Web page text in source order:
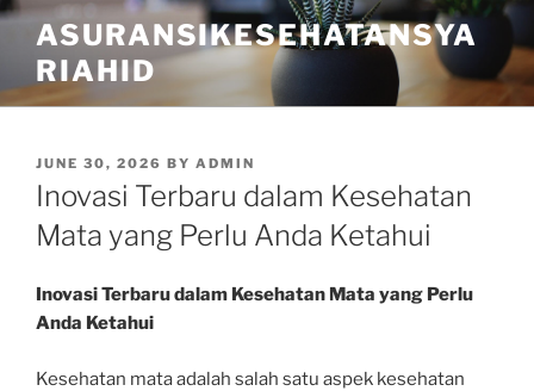
Skip
content
ASURANSIKESEHATANSYA
RIAHID
POSTED
ON
JUNE 30, 2026 BY ADMIN
Inovasi Terbaru dalam Kesehatan
Mata yang Perlu Anda Ketahui
Inovasi Terbaru dalam Kesehatan Mata yang Perlu
Anda Ketahui
Kesehatan mata adalah salah satu aspek kesehatan